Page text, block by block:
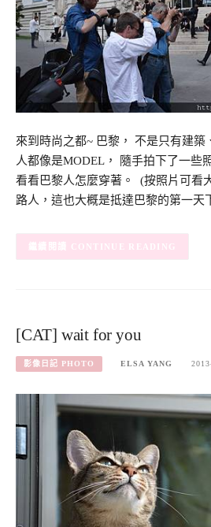
來到時尚之都~ 巴黎， 不是只有建
人都像是MODEL， 隨手拍下了一些
看看巴黎人怎麼穿著。 (按照片可看
路人，這也大概是抵達巴黎的第一
CONTINUE READING
[CAT] wait for you
影像日記 PHOTO ELSA YANG